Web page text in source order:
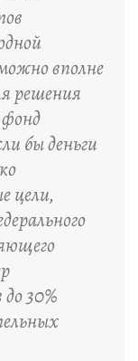
вполне
решения
бы деньги
цели,
30%